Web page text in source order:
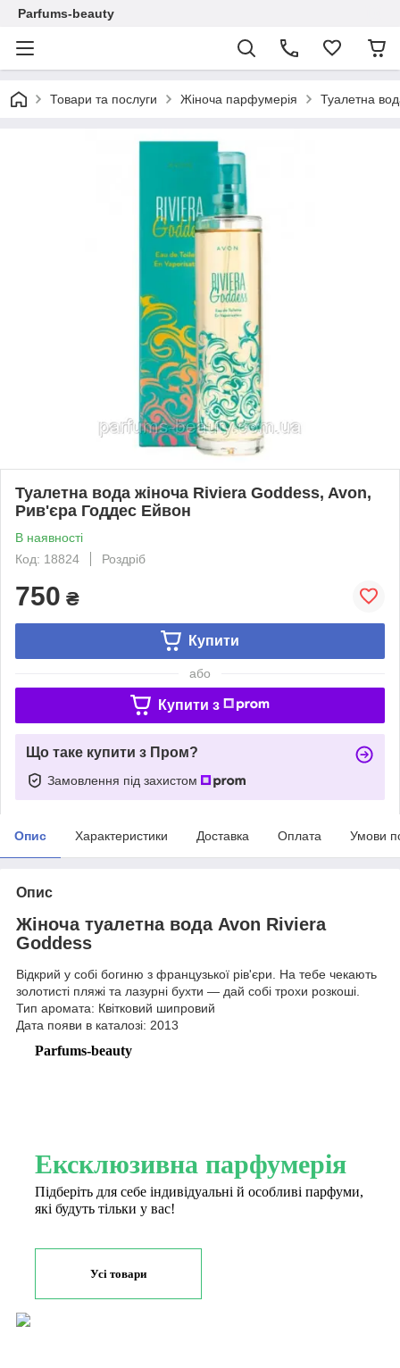
Parfums-beauty
Товари та послуги Жіноча парфумерія Туалетна
Туалетна вода жіноча Riviera Goddess, Avon,
Рив'єра Годдес Ейвон
В наявності
Код: 18824
Роздріб
750 ₴
Купити
або
Купити з
Що таке купити з Пром?
Замовлення під захистом
Опис Характеристики Доставка Оплата Умови
Опис
Жіноча туалетна вода Avon Riviera
Goddess
Відкрий у собі богиню з французької рів'єри. На тебе чекають
золотисті пляжі та лазурні бухти — дай собі трохи розкоші.
Тип аромата: Квітковий шипровий
Дата появи в каталозі: 2013
Parfums-beauty
Ексклюзивна парфумерія
Підберіть для себе індивідуальні й особливі парфуми,
які будуть тільки у вас!
Усі товари